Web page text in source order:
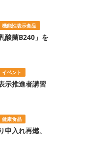
機能性表示食品
酸菌B240」を
イベント
示推進者講習
健康食品
申入れ再燃、